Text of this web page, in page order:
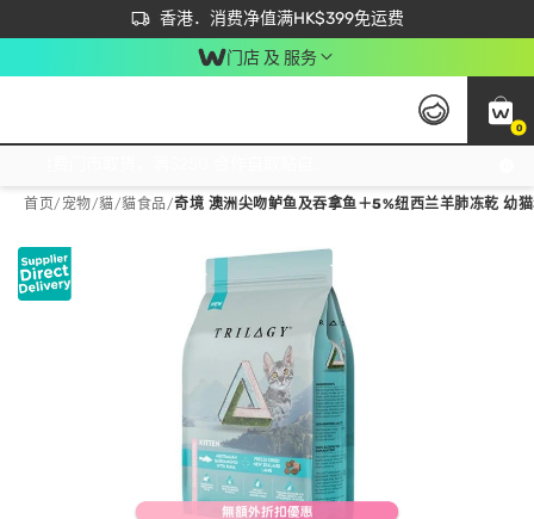
香港．消费净值满HK$399免运费
立即成为易赏钱会员尽享独家优惠
首次APP下单买满$450 输入 NEWAPP 即减$50
门店 及 服务
0
首页/ 宠物/貓/貓食品/奇境 澳洲尖吻鲈鱼及吞拿鱼＋5%纽西兰羊肺冻乾 幼